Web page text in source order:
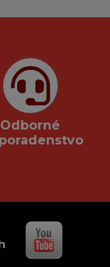
Odborné
poradenstvo